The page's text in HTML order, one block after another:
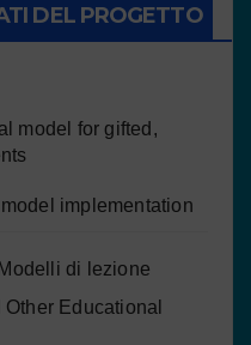
DEL PROGETTO
model for gifted,
implementation
di lezione
Educational